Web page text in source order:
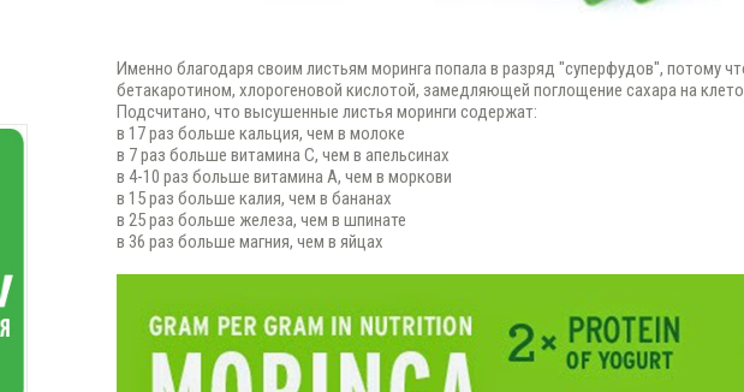
Именно благодаря своим листьям моринга попала в разряд "суперфудов", потому
бетакаротином, хлорогеновой кислотой, замедляющей поглощение сахара на
Подсчитано, что высушенные листья моринги содержат:
в 17 раз больше кальция, чем в молоке
в 7 раз больше витамина С, чем в апельсинах
в 4-10 раз больше витамина А, чем в моркови
в 15 раз больше калия, чем в бананах
в 25 раз больше железа, чем в шпинате
в 36 раз больше магния, чем в яйцах